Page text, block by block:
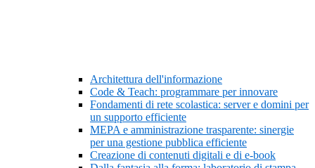
Architettura dell'informazione
Code & Teach: programmare per innovare
Fondamenti di rete scolastica: server e domini per
un supporto efficiente
MEPA e amministrazione trasparente: sinergie
per una gestione pubblica efficiente
Creazione di contenuti digitali e di e-book